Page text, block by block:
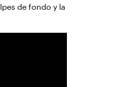
de fondo y la